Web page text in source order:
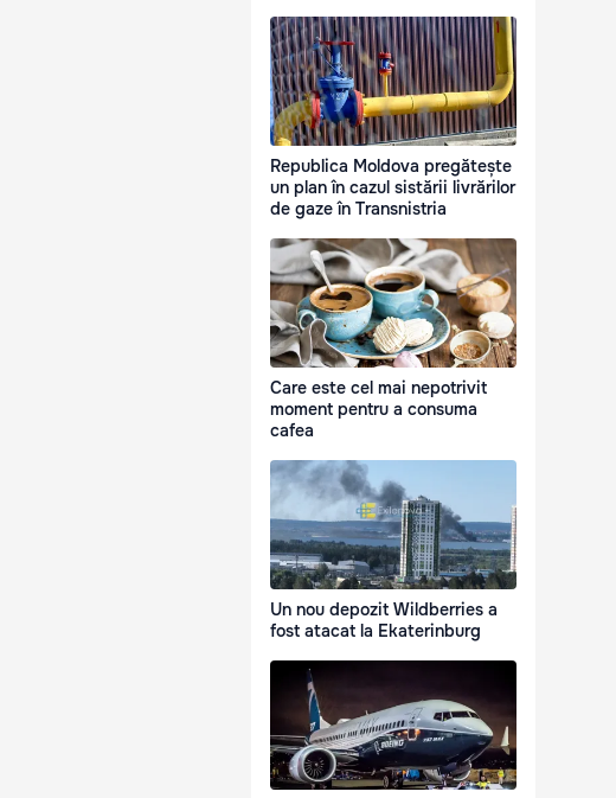
Republica Moldova pregătește
un plan în cazul sistării livrărilor
de gaze în Transnistria
Care este cel mai nepotrivit
moment pentru a consuma
cafea
Un nou depozit Wildberries a
fost atacat la Ekaterinburg